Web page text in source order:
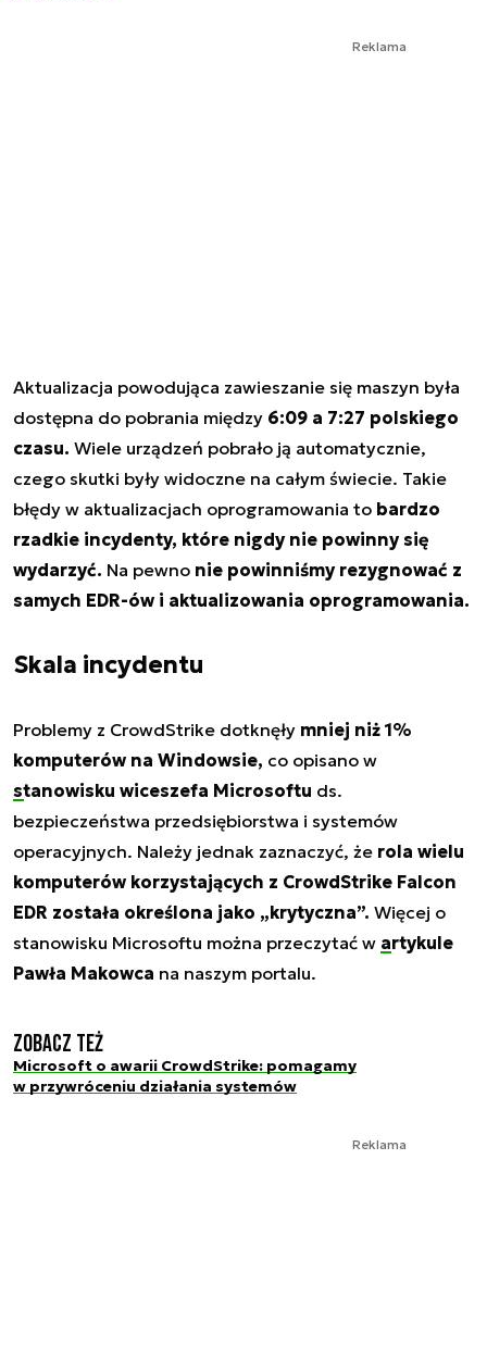
Reklama
Aktualizacja powodująca zawieszanie się maszyn była
dostępna do pobrania między 6:09 a 7:27 polskiego
czasu. Wiele urządzeń pobrało ją automatycznie,
czego skutki były widoczne na całym świecie. Takie
błędy w aktualizacjach oprogramowania to bardzo
rzadkie incydenty, które nigdy nie powinny się
wydarzyć. Na pewno nie powinniśmy rezygnować z
samych EDR-ów i aktualizowania oprogramowania.
Skala incydentu
Problemy z CrowdStrike dotknęły mniej niż 1%
komputerów na Windowsie, co opisano w
stanowisku wiceszefa Microsoftu ds.
bezpieczeństwa przedsiębiorstwa i systemów
operacyjnych. Należy jednak zaznaczyć, że rola wielu
komputerów korzystających z CrowdStrike Falcon
EDR została określona jako „krytyczna”. Więcej o
stanowisku Microsoftu można przeczytać w artykule
Pawła Makowca na naszym portalu.
Zobacz też
Microsoft o awarii CrowdStrike: pomagamy
w przywróceniu działania systemów
Reklama